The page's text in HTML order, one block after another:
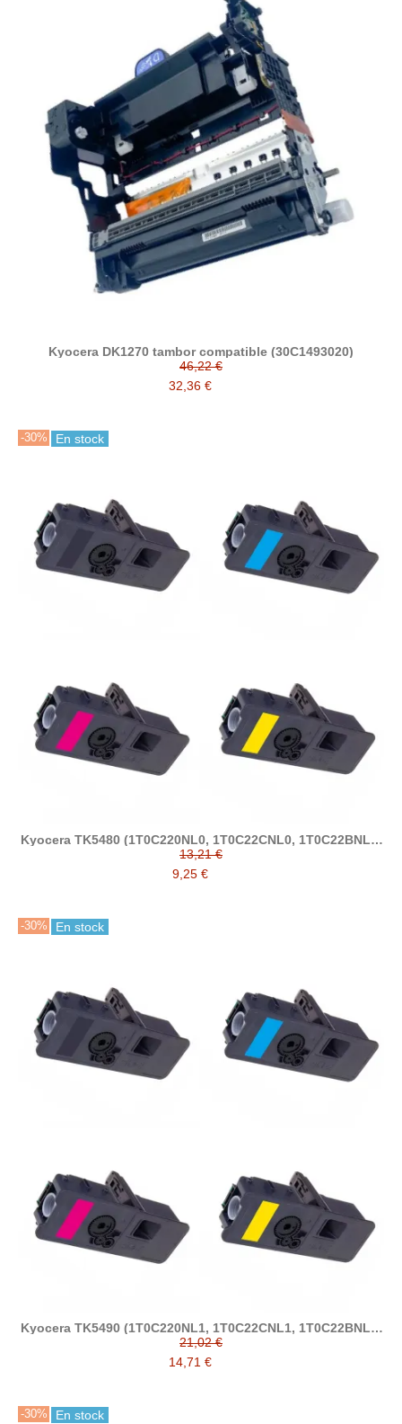
Kyocera DK1270 tambor compatible (30C1493020)
46,22 €
32,36 €
-30% En stock
Kyocera TK5480 (1T0C220NL0, 1T0C22CNL0, 1T0C22BNL0,
1T0C22ANL0) tóner compatible
13,21 €
9,25 €
-30% En stock
Kyocera TK5490 (1T0C220NL1, 1T0C22CNL1, 1T0C22BNL1,
1T0C22ANL1) tóner compatible
21,02 €
14,71 €
-30% En stock